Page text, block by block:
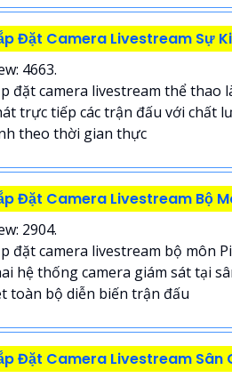
Đặt Camera Livestream Sự
4663.
đặt camera livestream thể thao
trực tiếp các trận đấu với chất
theo thời gian thực
Đặt Camera Livestream Bộ
2904.
đặt camera livestream bộ môn
hệ thống camera giám sát tại
toàn bộ diễn biến trận đấu
Đặt Camera Livestream Sân